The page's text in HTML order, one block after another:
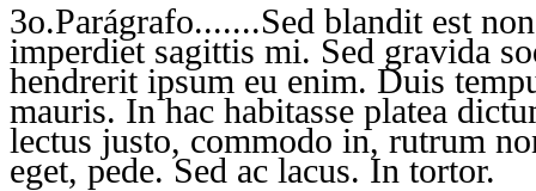
3o.Parágrafo.......Sed blandit est
imperdiet sagittis mi. Sed gravida
hendrerit ipsum eu enim. Duis
mauris. In hac habitasse platea
lectus justo, commodo in, rutrum
eget, pede. Sed ac lacus. In tortor.